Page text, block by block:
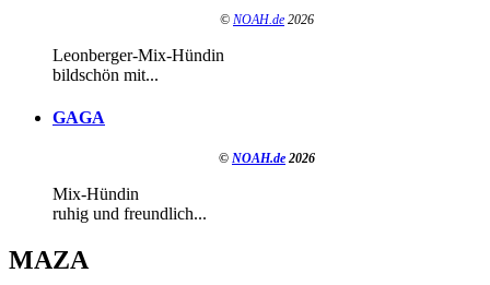
© NOAH.de 2026
Leonberger-Mix-Hündin
bildschön mit...
GAGA
© NOAH.de 2026
Mix-Hündin
ruhig und freundlich...
MAZA